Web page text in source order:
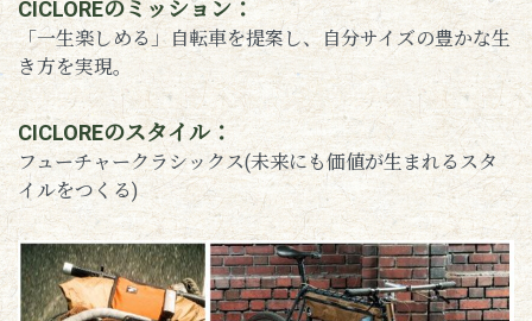
CICLOREのミッション：
「一生楽しめる」自転車を提案し、自分サイズの豊かな生
き方を実現。
CICLOREのスタイル：
フューチャークラシックス(未来にも価値が生まれるスタ
イルをつくる)